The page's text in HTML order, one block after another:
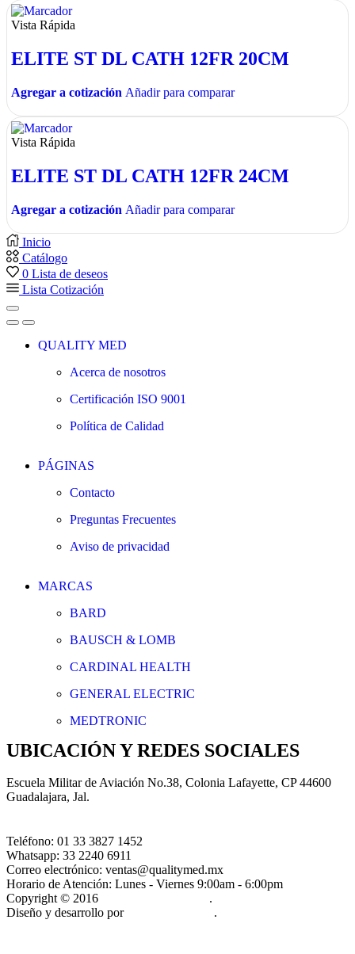
Vista Rápida
ELITE ST DL CATH 12FR 20CM
Agregar a cotización Añadir para comparar
Vista Rápida
ELITE ST DL CATH 12FR 24CM
Agregar a cotización Añadir para comparar
Inicio
Catálogo
0 Lista de deseos
Lista Cotización
QUALITY MED
Acerca de nosotros
Certificación ISO 9001
Política de Calidad
PÁGINAS
Contacto
Preguntas Frecuentes
Aviso de privacidad
MARCAS
BARD
BAUSCH & LOMB
CARDINAL HEALTH
GENERAL ELECTRIC
MEDTRONIC
UBICACIÓN Y REDES SOCIALES
Escuela Militar de Aviación No.38, Colonia Lafayette, CP 44600
Guadalajara, Jal.
Teléfono: 01 33 3827 1452
Whatsapp: 33 2240 6911
Correo electrónico: ventas@qualitymed.mx
Horario de Atención: Lunes - Viernes 9:00am - 6:00pm
Copyright © 2016
.
Diseño y desarrollo por
.